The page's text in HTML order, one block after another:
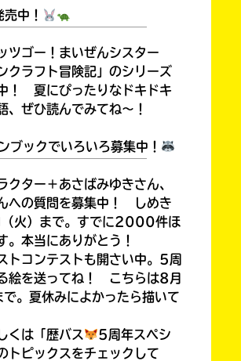
キーワードから探す
ィシャルアカウント
中！
ツゴー！まいぜんシスター
クラフト冒険記」のシリーズ
！ 夏にぴったりなドキドキ
、ぜひ読んでみてね～！
ブックでいろいろ募集中！
クター＋あさばみゆきさん、
への質問を募集中！ しめき
火）まで。すでに2000件ほ
。本当にありがとう！
トコンテストも開さい中。5周
絵を送ってね！ こちらは8月
。夏休みによかったら描いて
くは「歴バス
5周年スペシ
トピックスをチェックして